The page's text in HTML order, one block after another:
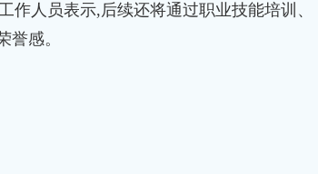
作人员表示,后续还将通过职业技能培训、
感。